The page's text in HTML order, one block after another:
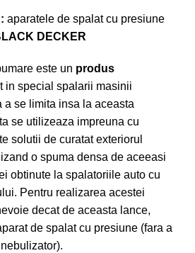
aparatele de spalat cu presiune
DECKER
este un produs
in special spalarii masinii
a se limita insa la aceasta
se utilizeaza impreuna cu
solutii de curatat exteriorul
o spuma densa de aceeasi
obtinute la spalatoriile auto cu
Pentru realizarea acestei
decat de aceasta lance,
de spalat cu presiune (fara a